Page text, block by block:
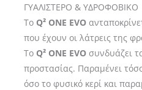
ΓΥΑΛΙΣΤΕΡΟ & ΥΔΡΟΦΟΒΙΚΟ
Το Q² ONE EVO
που έχουν οι λάτρεις της
Το Q² ONE EVOσυνδυάζει
προστασίας. Παραμένει
όσο το φυσικό κερί και